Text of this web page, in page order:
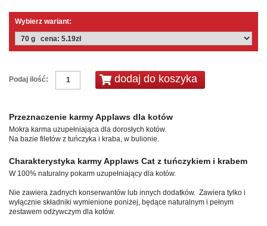
Wybierz wariant:
Podaj ilość:
Przeznaczenie karmy Applaws dla kotów
Mokra karma uzupełniająca dla dorosłych kotów.
Na bazie filetów z tuńczyka i kraba, w bulionie.
Charakterystyka karmy Applaws Cat z tuńczykiem i krabem
W 100% naturalny pokarm uzupełniający dla kotów.
Nie zawiera żadnych konserwantów lub innych dodatków. Zawiera tylko i
wyłącznie składniki wymienione poniżej, będące naturalnym i pełnym
zestawem odżywczym dla kotów.